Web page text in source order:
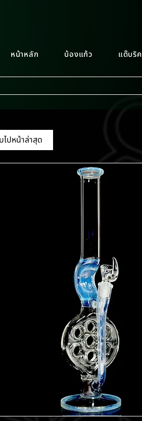
หน้าหลัก บ้องแก้ว แด๊บริค
ไปหน้าล่าสุด